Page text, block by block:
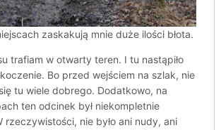
zaskakują mnie duże ilości błota.
trafiam w otwarty teren. I tu nastąpiło
Bo przed wejściem na szlak, nie
tu wiele dobrego. Dodatkowo, na
ten odcinek był niekompletnie
rzeczywistości, nie było ani nudy, ani